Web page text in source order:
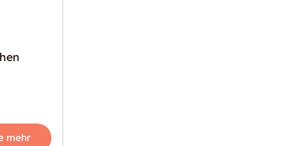
verfügbar"
mehr